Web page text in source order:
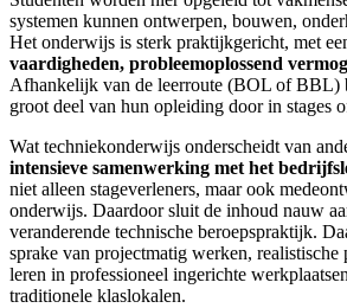
systemen kunnen ontwerpen, bouwen,
Het onderwijs is sterk praktijkgericht, met
vaardigheden, probleemoplossend
Afhankelijk van de leerroute (BOL of BBL)
groot deel van hun opleiding door in stages
Wat techniekonderwijs onderscheidt van
intensieve samenwerking met het
niet alleen stageverleners, maar ook
onderwijs. Daardoor sluit de inhoud nauw
veranderende technische beroepspraktijk.
sprake van projectmatig werken, realistische
leren in professioneel ingerichte
traditionele klaslokalen.​